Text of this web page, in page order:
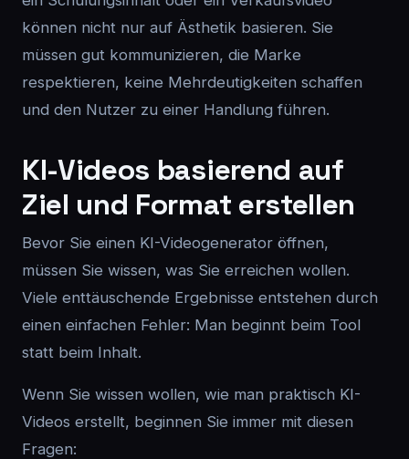
können nicht nur auf Ästhetik basieren. Sie
müssen gut kommunizieren, die Marke
respektieren, keine Mehrdeutigkeiten schaffen
und den Nutzer zu einer Handlung führen.
KI-Videos basierend auf
Ziel und Format erstellen
Bevor Sie einen KI-Videogenerator öffnen,
müssen Sie wissen, was Sie erreichen wollen.
Viele enttäuschende Ergebnisse entstehen durch
einen einfachen Fehler: Man beginnt beim Tool
statt beim Inhalt.
Wenn Sie wissen wollen, wie man praktisch KI-
Videos erstellt, beginnen Sie immer mit diesen
Fragen: